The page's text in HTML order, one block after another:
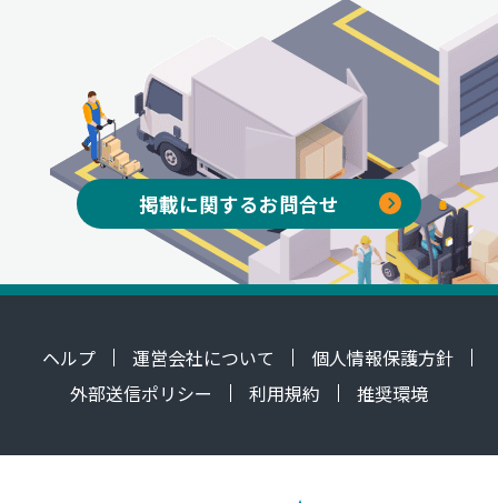
掲載に関するお問合せ
ヘルプ 運営会社について
個人情報保護方針
外部送信ポリシー
利用規約 推奨環境